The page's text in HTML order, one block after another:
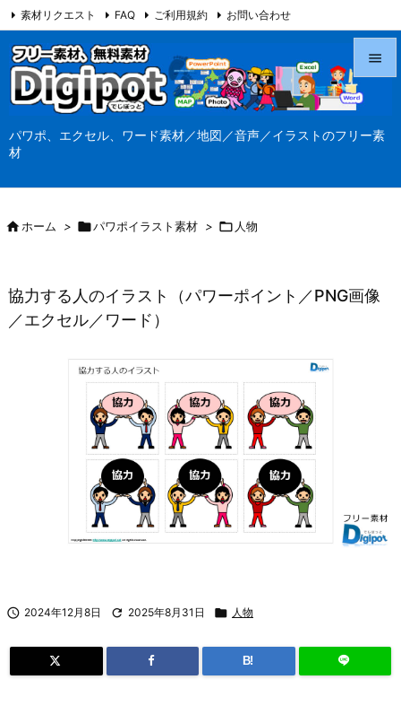
パワポ、エクセル、ワード素材／地図／音声／イラストのフリー素
材



検索
素材リクエスト FAQ ご利用規約 お問い合わせ
当サイト（Digipot.net）について
ホーム > パワポイラスト素材 >  人物
協力する人のイラスト（パワーポイント／PNG画像
／エクセル／ワード）
 2024年12月8日  2025年8月31日  人物
B!